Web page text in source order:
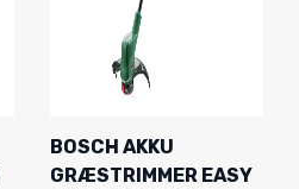
BOSCH AKKU
GRÆSTRIMMER EASY